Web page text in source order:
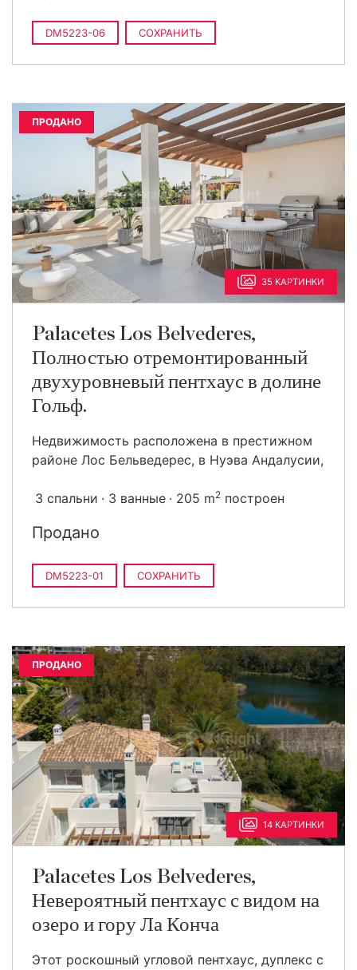
DM5223-06 СОХРАНИТЬ
ПРОДАНО
35 КАРТИНКИ
Palacetes Los Belvederes,
Полностью отремонтированный
двухуровневый пентхаус в долине
Гольф.
Недвижимость расположена в престижном
районе Лос Бельведерес, в Нуэва Андалусии,
3 спальни 3 ванные 205 m2 построен
Продано
DM5223-01 СОХРАНИТЬ
ПРОДАНО
14 КАРТИНКИ
Palacetes Los Belvederes,
Невероятный пентхаус с видом на
озеро и гору Ла Конча
Этот роскошный угловой пентхаус, дуплекс с